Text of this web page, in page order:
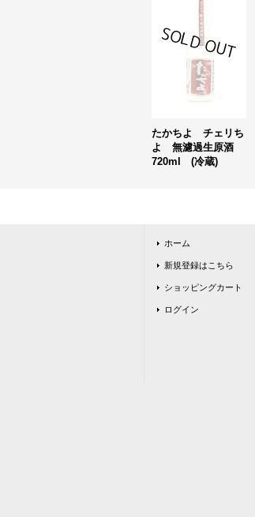
たかちよ チェリち
よ 無濾過生原酒
720ml (冷蔵)
ホーム
新規登録はこちら
ショッピングカート
ログイン